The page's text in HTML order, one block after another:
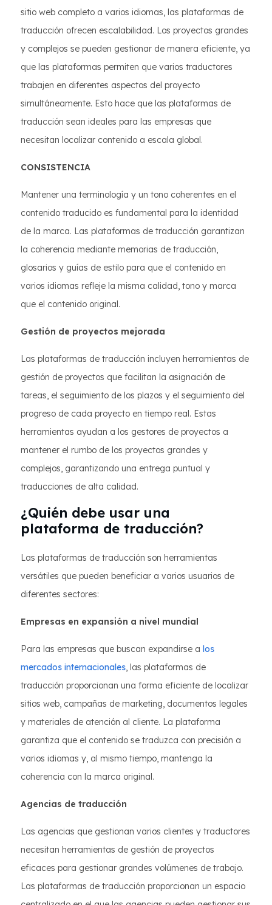
sitio web completo a varios idiomas, las plataformas de
traducción ofrecen escalabilidad. Los proyectos grandes
y complejos se pueden gestionar de manera eficiente, ya
que las plataformas permiten que varios traductores
trabajen en diferentes aspectos del proyecto
simultáneamente. Esto hace que las plataformas de
traducción sean ideales para las empresas que
necesitan localizar contenido a escala global.
CONSISTENCIA
Mantener una terminología y un tono coherentes en el
contenido traducido es fundamental para la identidad
de la marca. Las plataformas de traducción garantizan
la coherencia mediante memorias de traducción,
glosarios y guías de estilo para que el contenido en
varios idiomas refleje la misma calidad, tono y marca
que el contenido original.
Gestión de proyectos mejorada
Las plataformas de traducción incluyen herramientas de
gestión de proyectos que facilitan la asignación de
tareas, el seguimiento de los plazos y el seguimiento del
progreso de cada proyecto en tiempo real. Estas
herramientas ayudan a los gestores de proyectos a
mantener el rumbo de los proyectos grandes y
complejos, garantizando una entrega puntual y
traducciones de alta calidad.
¿Quién debe usar una
plataforma de traducción?
Las plataformas de traducción son herramientas
versátiles que pueden beneficiar a varios usuarios de
diferentes sectores:
Empresas en expansión a nivel mundial
Para las empresas que buscan expandirse a los
mercados internacionales, las plataformas de
traducción proporcionan una forma eficiente de localizar
sitios web, campañas de marketing, documentos legales
y materiales de atención al cliente. La plataforma
garantiza que el contenido se traduzca con precisión a
varios idiomas y, al mismo tiempo, mantenga la
coherencia con la marca original.
Agencias de traducción
Las agencias que gestionan varios clientes y traductores
necesitan herramientas de gestión de proyectos
eficaces para gestionar grandes volúmenes de trabajo.
Las plataformas de traducción proporcionan un espacio